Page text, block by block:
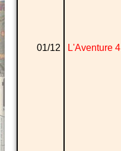
01/12 L'Aventure 4